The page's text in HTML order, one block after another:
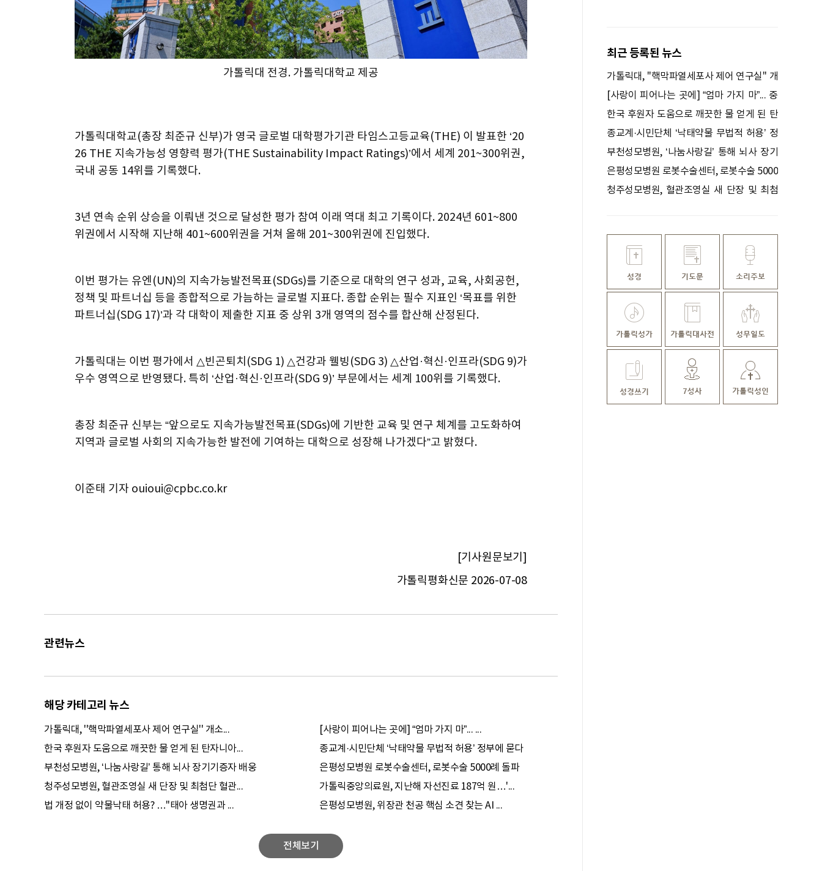
가톨릭대 전경. 가톨릭대학교 제공
가톨릭대학교(총장 최준규 신부)가 영국 글로벌 대학평가기관 타임스고등교육(THE) 이 발표한 ‘20
26 THE 지속가능성 영향력 평가(THE Sustainability Impact Ratings)’에서 세계 201~300위권,
국내 공동 14위를 기록했다.
3년 연속 순위 상승을 이뤄낸 것으로 달성한 평가 참여 이래 역대 최고 기록이다. 2024년 601~800
위권에서 시작해 지난해 401~600위권을 거쳐 올해 201~300위권에 진입했다.
이번 평가는 유엔(UN)의 지속가능발전목표(SDGs)를 기준으로 대학의 연구 성과, 교육, 사회공헌,
정책 및 파트너십 등을 종합적으로 가늠하는 글로벌 지표다. 종합 순위는 필수 지표인 ‘목표를 위한
파트너십(SDG 17)’과 각 대학이 제출한 지표 중 상위 3개 영역의 점수를 합산해 산정된다.
가톨릭대는 이번 평가에서 △빈곤퇴치(SDG 1) △건강과 웰빙(SDG 3) △산업·혁신·인프라(SDG 9)가
우수 영역으로 반영됐다. 특히 ‘산업·혁신·인프라(SDG 9)’ 부문에서는 세계 100위를 기록했다.
총장 최준규 신부는 “앞으로도 지속가능발전목표(SDGs)에 기반한 교육 및 연구 체계를 고도화하여
지역과 글로벌 사회의 지속가능한 발전에 기여하는 대학으로 성장해 나가겠다”고 밝혔다.
이준태 기자 ouioui@cpbc.co.kr
[기사원문보기]
가톨릭평화신문 2026-07-08
관련뉴스
해당 카테고리 뉴스
가톨릭대, ''핵막파열세포사 제어 연구실'' 개소...
[사랑이 피어나는 곳에] “엄마 가지 마”... ...
한국 후원자 도움으로 깨끗한 물 얻게 된 탄자니아...
종교계·시민단체 ‘낙태약물 무법적 허용’ 정부에 묻다
부천성모병원, ‘나눔사랑길’ 통해 뇌사 장기기증자 배웅
은평성모병원 로봇수술센터, 로봇수술 5000례 돌파
청주성모병원, 혈관조영실 새 단장 및 최첨단 혈관...
가톨릭중앙의료원, 지난해 자선진료 187억 원…'...
법 개정 없이 약물낙태 허용? …"태아 생명권과 ...
은평성모병원, 위장관 천공 핵심 소견 찾는 AI ...
전체보기
최근 등록된 뉴스
가톨릭대, ''핵막파열세포사 제어 연구실'' 개
소… 신약 개발 나서
[사랑이 피어나는 곳에] “엄마 가지 마”... 중
환자실에서 희망을 기다리는 시각장애인 딸
한국 후원자 도움으로 깨끗한 물 얻게 된 탄
자니아 사람들
종교계·시민단체 ‘낙태약물 무법적 허용’ 정
부에 묻다
부천성모병원, ‘나눔사랑길’ 통해 뇌사 장기
기증자 배웅
은평성모병원 로봇수술센터, 로봇수술 5000
례 돌파
청주성모병원, 혈관조영실 새 단장 및 최첨